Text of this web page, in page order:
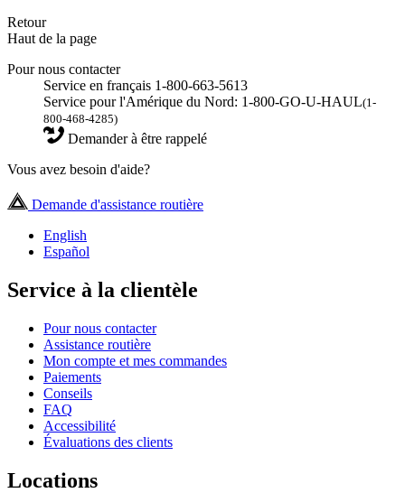
Retour
Haut de la page
Pour nous contacter
Service en français 1-800-663-5613
Service pour l'Amérique du Nord: 1-800-GO-U-HAUL(1-
800-468-4285)
Demander à être rappelé
Vous avez besoin d'aide?
Demande d'assistance routière
English
Español
Service à la clientèle
Pour nous contacter
Assistance routière
Mon compte et mes commandes
Paiements
Conseils
FAQ
Accessibilité
Évaluations des clients
Locations